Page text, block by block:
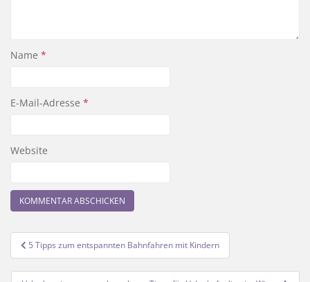
Name *
E-Mail-Adresse *
Website
Beitragsnavigation
5 Tipps zum entspannten Bahnfahren mit Kindern